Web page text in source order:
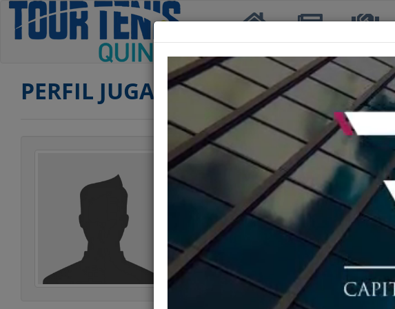
Inicio Noticias TTQ
PERFIL JUGADOR
Jugador
Categoría
Club
Ranking TERCERA
Ranking CUARTA
Peso
Estilo Juego